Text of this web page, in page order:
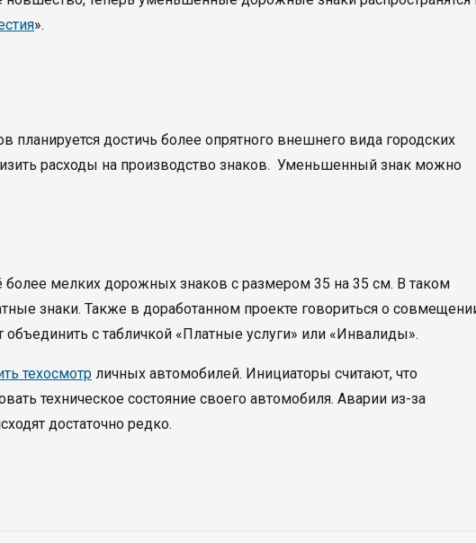
».
достичь более опрятного внешнего вида городских
расходы на производство знаков. Уменьшенный знак можно
мелких дорожных знаков с размером 35 на 35 см. В таком
знаки. Также в доработанном проекте говориться о
с табличкой «Платные услуги» или «Инвалиды».
техосмотр личных автомобилей. Инициаторы считают, что
техническое состояние своего автомобиля. Аварии из-за
достаточно редко.